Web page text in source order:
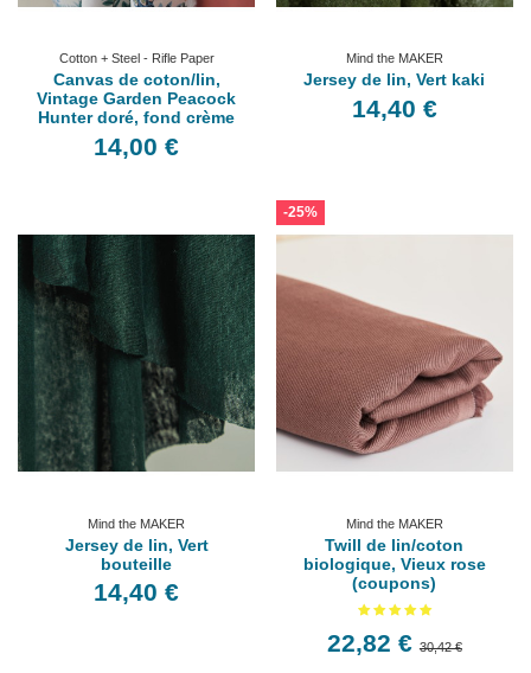
Cotton + Steel - Rifle Paper
Canvas de coton/lin,
Vintage Garden Peacock
Hunter doré, fond crème
14,00 €
Mind the MAKER
Jersey de lin, Vert kaki
14,40 €
Mind the MAKER
Jersey de lin, Vert
bouteille
14,40 €
-25%
Mind the MAKER
Twill de lin/coton
biologique, Vieux rose
(coupons)
22,82 €30,42 €